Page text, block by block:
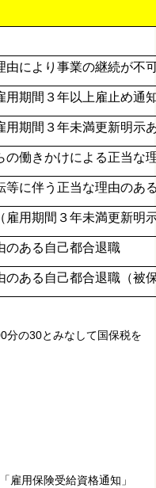
由により事業の継続が不
用期間３年以上雇止め通
用期間３年未満更新明示
の働きかけによる正当な
等に伴う正当な理由のあ
雇用期間３年未満更新明
のある自己都合退職
のある自己都合退職（被
の30とみなして国保税を
雇用保険受給資格通知」